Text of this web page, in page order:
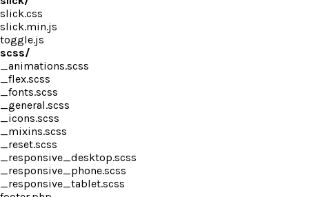
slick.css
slick.min.js
toggle.js
scss/
_animations.scss
_flex.scss
_fonts.scss
_general.scss
_icons.scss
_mixins.scss
_reset.scss
_responsive_desktop.scss
_responsive_phone.scss
_responsive_tablet.scss